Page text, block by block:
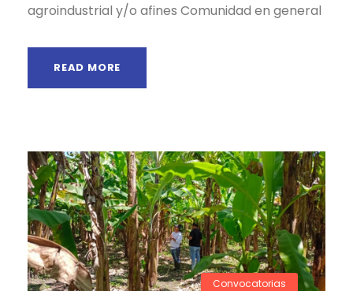
agroindustrial y/o afines Comunidad en general
READ MORE
Convocatorias